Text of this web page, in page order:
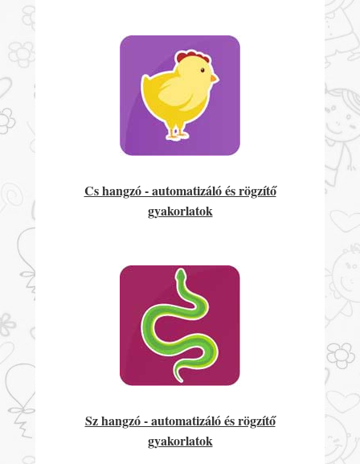
Cs hangzó - automatizáló és rögzítő
gyakorlatok
Sz hangzó - automatizáló és rögzítő
gyakorlatok